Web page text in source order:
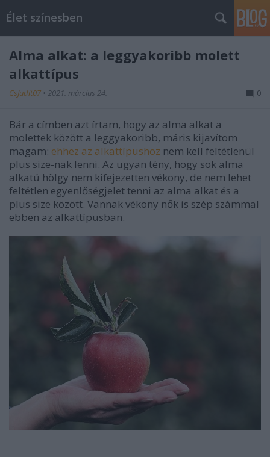
Élet színesben
Alma alkat: a leggyakoribb molett
alkattípus
CsJudit07 • 2021. március 24. 0
Bár a címben azt írtam, hogy az alma alkat a
molettek között a leggyakoribb, máris kijavítom
magam: ehhez az alkattípushoz nem kell feltétlenül
plus size-nak lenni. Az ugyan tény, hogy sok alma
alkatú hölgy nem kifejezetten vékony, de nem lehet
feltétlen egyenlőségjelet tenni az alma alkat és a
plus size között. Vannak vékony nők is szép számmal
ebben az alkattípusban.